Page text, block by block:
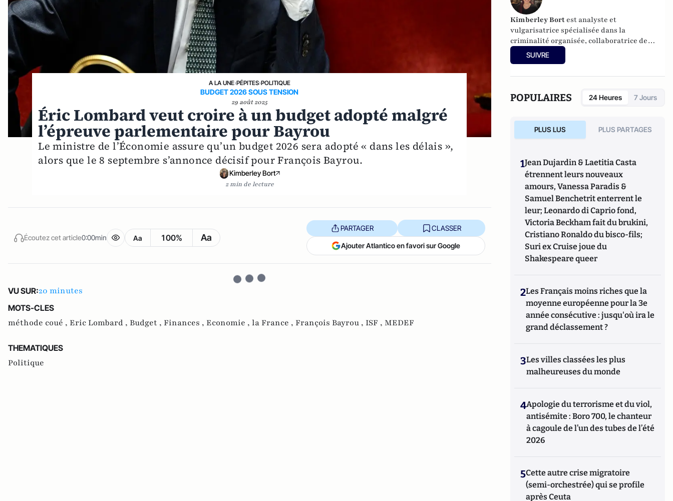
A LA UNE›PÉPITES›POLITIQUE
BUDGET 2026 SOUS TENSION
29 août 2025
Éric Lombard veut croire à un budget adopté malgré
l’épreuve parlementaire pour Bayrou
Le ministre de l’Économie assure qu’un budget 2026 sera adopté « dans les délais »,
alors que le 8 septembre s’annonce décisif pour François Bayrou.
Kimberley Bort
2 min de lecture
Écoutez cet article0:00min Aa 100% Aa
PARTAGER CLASSER
Ajouter Atlantico en favori sur Google
VU SUR:20 minutes
MOTS-CLES
méthode coué , Eric Lombard , Budget , Finances , Economie , la France , François Bayrou , ISF , MEDEF
THEMATIQUES
Politique
Kimberley Bort est analyste et
vulgarisatrice spécialisée dans la
criminalité organisée, collaboratrice de
CrimOrg.com et à la tête de
Stories, un projet de contenus sur les
SUIVRE
POPULAIRES 24 Heures 7 Jours
PLUS LUS PLUS PARTAGES
1Jean Dujardin & Laetitia Casta
étrennent leurs nouveaux
amours, Vanessa Paradis &
Samuel Benchetrit enterrent le
leur; Leonardo di Caprio fond,
Victoria Beckham fait du brukini,
Cristiano Ronaldo du bisco-fils;
Suri ex Cruise joue du
Shakespeare queer
2Les Français moins riches que la
moyenne européenne pour la 3e
année consécutive : jusqu'où ira le
grand déclassement ?
3Les villes classées les plus
malheureuses du monde
4Apologie du terrorisme et du viol,
antisémite : Boro 700, le chanteur
à cagoule de l’un des tubes de l’été
2026
5Cette autre crise migratoire
(semi-orchestrée) qui se profile
après Ceuta